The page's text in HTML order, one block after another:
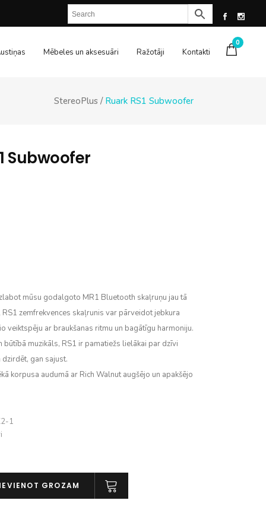
Mēbeles un aksesuāri Ražotāji Kontakti
0
StereoPlus / Ruark RS1 Subwoofer
Subwoofer
mūsu godalgoto MR1 Bluetooth skaļruņu jau tā
RS1 zemfrekvences skaļrunis var pārveidot jebkura
veiktspēju ar braukšanas ritmu un bagātīgu harmoniju.
būtībā muzikāls, RS1 ir pamatiežs lielākai par dzīvi
dzirdēt, gan sajust.
korpusa audumā ar Rich Walnut augšējo un apakšējo
1
GROZAM